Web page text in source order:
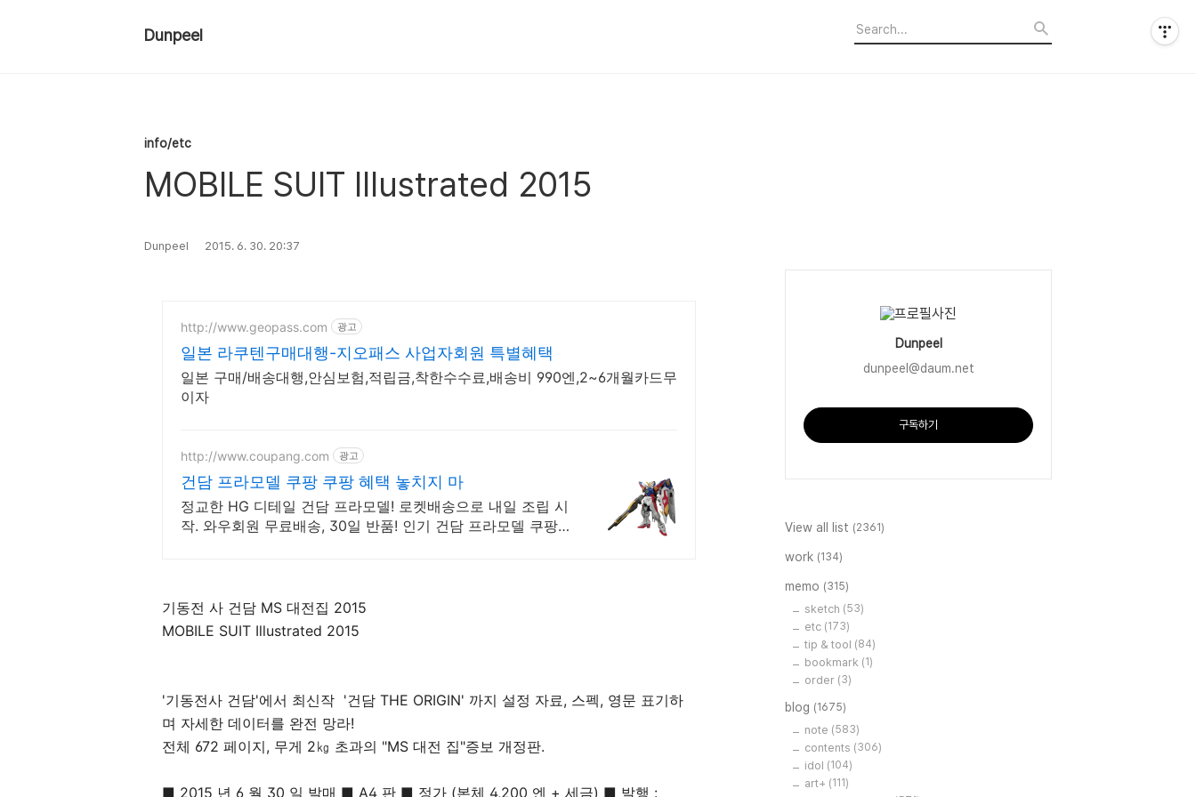
Dunpeel
info/etc
MOBILE SUIT Illustrated 2015
Dunpeel 2015. 6. 30. 20:37
http://www.geopass.com 광고
일본 라쿠텐구매대행-지오패스 사업자회원 특별혜택
일본 구매/배송대행,안심보험,적립금,착한수수료,배송비 990엔,2~6개월카드무
이자
http://www.coupang.com 광고
건담 프라모델 쿠팡 쿠팡 혜택 놓치지 마
정교한 HG 디테일 건담 프라모델! 로켓배송으로 내일 조립 시
작. 와우회원 무료배송, 30일 반품! 인기 건담 프라모델 쿠팡
기동전 사 건담 MS 대전집 2015
MOBILE SUIT Illustrated 2015
'기동전사 건담'에서 최신작 '건담 THE ORIGIN' 까지 설정 자료, 스펙, 영문 표기하
며 자세한 데이터를 완전 망라!
전체 672 페이지, 무게 2㎏ 초과의 "MS 대전 집"증보 개정판.
■ 2015 년 6 월 30 일 발매 ■ A4 판 ■ 정가 (본체 4,200 엔 + 세금) ■ 발행 :
Dunpeel
dunpeel@daum.net
구독하기
View all list (2361)
work (134)
memo (315)
sketch (53)
etc (173)
tip & tool (84)
bookmark (1)
order (3)
blog (1675)
note (583)
contents (306)
idol (104)
art+ (111)